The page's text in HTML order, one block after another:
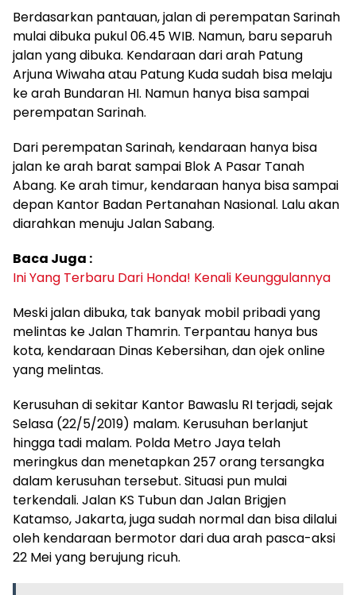
Berdasarkan pantauan, jalan di perempatan Sarinah
mulai dibuka pukul 06.45 WIB. Namun, baru separuh
jalan yang dibuka. Kendaraan dari arah Patung
Arjuna Wiwaha atau Patung Kuda sudah bisa melaju
ke arah Bundaran HI. Namun hanya bisa sampai
perempatan Sarinah.
Dari perempatan Sarinah, kendaraan hanya bisa
jalan ke arah barat sampai Blok A Pasar Tanah
Abang. Ke arah timur, kendaraan hanya bisa sampai
depan Kantor Badan Pertanahan Nasional. Lalu akan
diarahkan menuju Jalan Sabang.
Baca Juga :
Ini Yang Terbaru Dari Honda! Kenali Keunggulannya
Meski jalan dibuka, tak banyak mobil pribadi yang
melintas ke Jalan Thamrin. Terpantau hanya bus
kota, kendaraan Dinas Kebersihan, dan ojek online
yang melintas.
Kerusuhan di sekitar Kantor Bawaslu RI terjadi, sejak
Selasa (22/5/2019) malam. Kerusuhan berlanjut
hingga tadi malam. Polda Metro Jaya telah
meringkus dan menetapkan 257 orang tersangka
dalam kerusuhan tersebut. Situasi pun mulai
terkendali. Jalan KS Tubun dan Jalan Brigjen
Katamso, Jakarta, juga sudah normal dan bisa dilalui
oleh kendaraan bermotor dari dua arah pasca-aksi
22 Mei yang berujung ricuh.